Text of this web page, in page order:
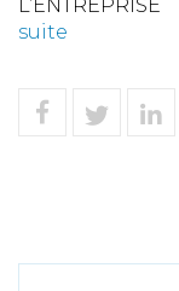
suite